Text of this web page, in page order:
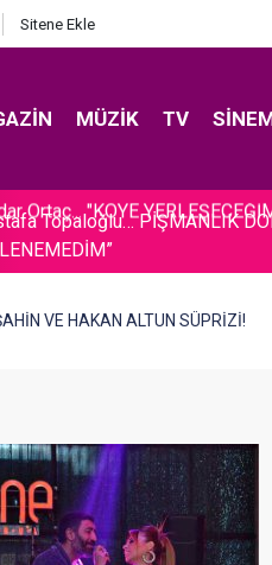
Sitene Ekle
MÜZIK TV
Topaloğlu… PİŞMANLIK
VE HAKAN ALTUN SÜPRİZİ!